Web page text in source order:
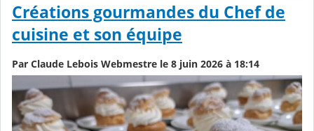
Créations gourmandes du Chef de
cuisine et son équipe
Par Claude Lebois Webmestre le 8 juin 2026 à 18:14